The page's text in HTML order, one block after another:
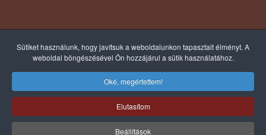
Sütiket használunk, hogy javítsuk a weboldalunkon tapasztalt élményt. A
weboldal böngészésével Ön hozzájárul a sütik használatához.
Oké, megértettem!
Elutasítom
Beállítások
© 2012-2025 COPYRIGHT, TÁLTOS ÍJÁSZ - MINDEN JOG FENNTARTVA! |